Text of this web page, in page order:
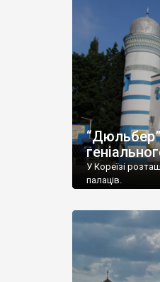
У Кореїзі
палаців.